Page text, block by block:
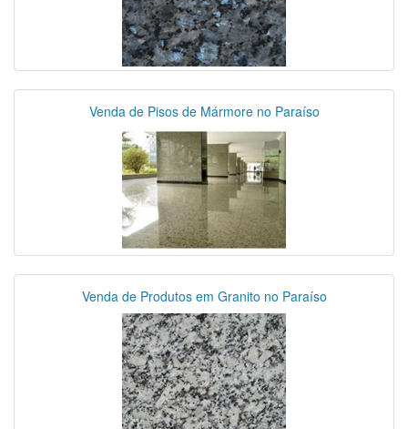
Venda de Pisos de Mármore no Paraíso
Venda de Produtos em Granito no Paraíso